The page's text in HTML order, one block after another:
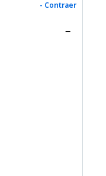
- Contraer